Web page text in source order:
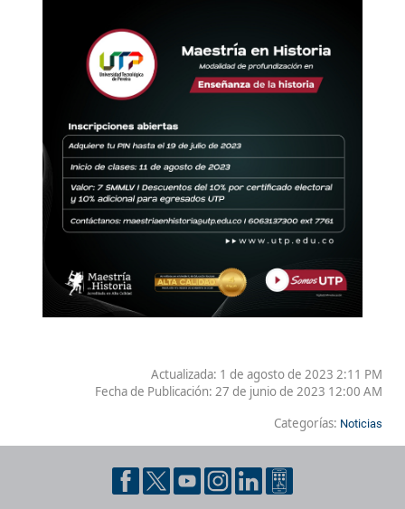
Actualizada: 1 de agosto de 2023 2:11 PM
Fecha de Publicación: 27 de junio de 2023 12:00 AM
Categorías: Noticias